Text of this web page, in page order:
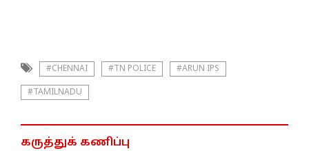
#CHENNAI #TN POLICE #ARUN IPS
#TAMILNADU
கருத்துக் கணிப்பு